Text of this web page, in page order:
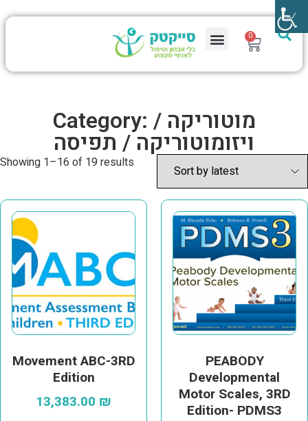
0
Category: מוטוריקה /
ויזומוטוריקה / תפיסה
Showing 1–16 of 19 results
Movement ABC-3RD
Edition
13,383.00 ₪
PEABODY
Developmental
Motor Scales, 3RD
Edition- PDMS3